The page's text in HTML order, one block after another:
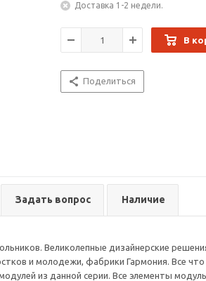
Доставка 1-2 недели.
В
Поделиться
Задать вопрос Наличие
Великолепные дизайнерские
и молодежи, фабрики Гармония. Все
из данной серии. Все элементы